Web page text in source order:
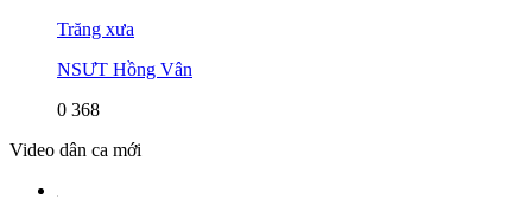
Trăng xưa
NSƯT Hồng Vân
0 368
Video dân ca mới